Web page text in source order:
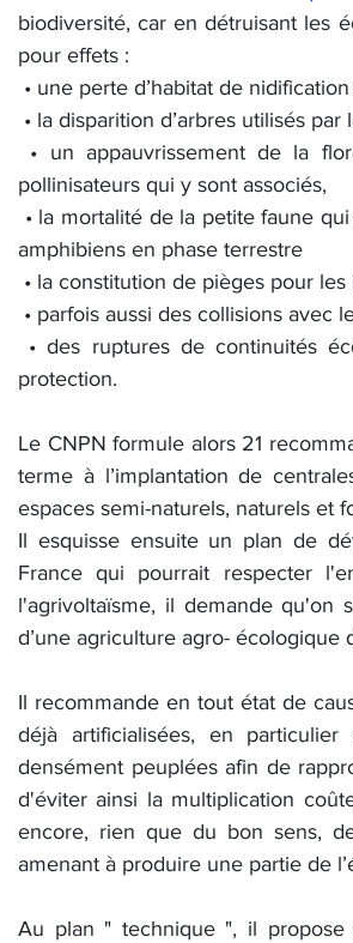
biodiversité, car en détruisant les
pour effets :
• une perte d’habitat de
• la disparition d’arbres utilisés
• un appauvrissement de la
pollinisateurs qui y sont associés,
• la mortalité de la petite faune
amphibiens en phase terrestre
• la constitution de pièges pour
• parfois aussi des collisions avec
• des ruptures de continuités
protection.
Le CNPN formule alors 21
terme à l’implantation de
espaces semi-naturels, naturels et
Il esquisse ensuite un plan de
France qui pourrait respecter
l'agrivoltaïsme, il demande qu'on
d’une agriculture agro-
Il recommande en tout état de
déjà artificialisées, en
densément peuplées afin de
d'éviter ainsi la multiplication
encore, rien que du bon sens,
amenant à produire une partie de
Au plan " technique ", il